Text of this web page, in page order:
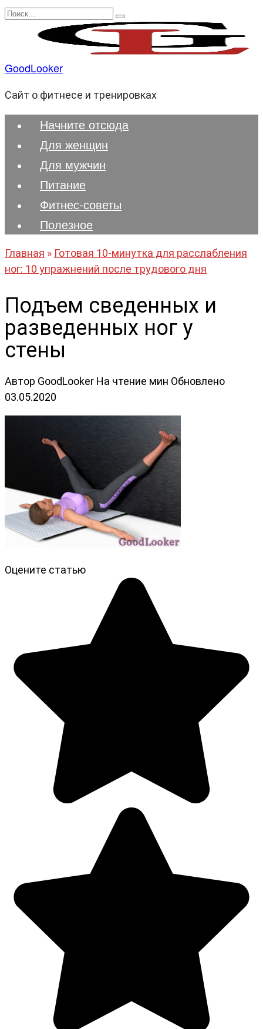
Перейти
содержанию
Search
GoodLooker
Сайт о фитнесе и тренировках
Начните отсюда
Для женщин
Для мужчин
Питание
Фитнес-советы
Полезноe
Главная » Готовая 10-минутка для расслабления
ног: 10 упражнений после трудового дня
Подъем сведенных и
разведенных ног у
стены
Автор GoodLooker На чтение мин Обновлено
03.05.2020
Оцените статью